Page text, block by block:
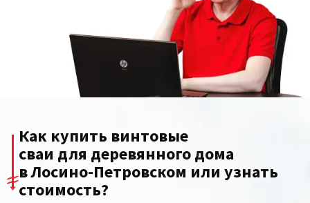
Как купить винтовые
сваи для деревянного дома
в Лосино-Петровском или узнать
стоимость?